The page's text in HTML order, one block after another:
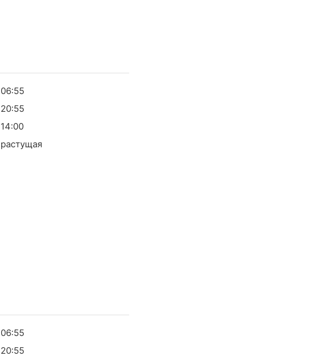
06:55
20:55
14:00
растущая
06:55
20:55